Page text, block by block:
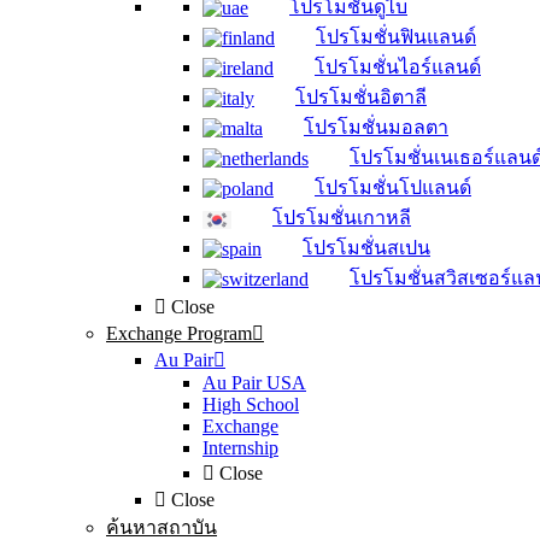
โปรโมชั่นดูไบ
โปรโมชั่นฟินแลนด์
โปรโมชั่นไอร์แลนด์
โปรโมชั่นอิตาลี
โปรโมชั่นมอลตา
โปรโมชั่นเนเธอร์แลน
โปรโมชั่นโปแลนด์
โปรโมชั่นเกาหลี
โปรโมชั่นสเปน
โปรโมชั่นสวิสเซอร์แ
Close
Exchange Program
Au Pair
Au Pair USA
High School
Exchange
Internship
Close
Close
ค้นหาสถาบัน